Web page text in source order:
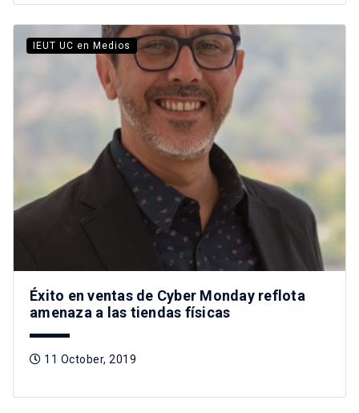
IEUT UC en Medios
Éxito en ventas de Cyber Monday reflota
amenaza a las tiendas físicas
11 October, 2019